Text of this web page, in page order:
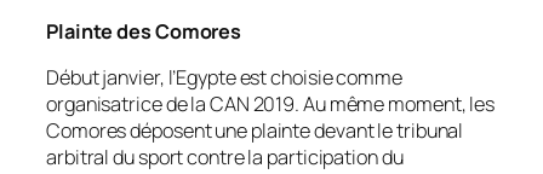
Plainte des Comores
Début janvier, l’Egypte est choisie comme
organisatrice de la CAN 2019. Au même moment, les
Comores déposent une plainte devant le tribunal
arbitral du sport contre la participation du